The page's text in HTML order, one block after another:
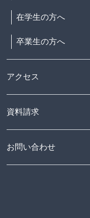
在学生の方へ
卒業生の方へ
アクセス
資料請求
お問い合わせ